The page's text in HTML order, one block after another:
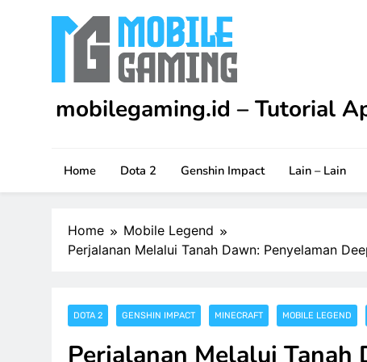
mobilegaming.id – Tutorial
game.
Home Dota 2 Genshin Impact Lain – Lain
Home
Mobile Legend
Perjalanan Melalui Tanah Dawn: Penyelaman
DOTA 2 GENSHIN IMPACT MINECRAFT MOBILE LEGEND
Perjalanan Melalui Tanah